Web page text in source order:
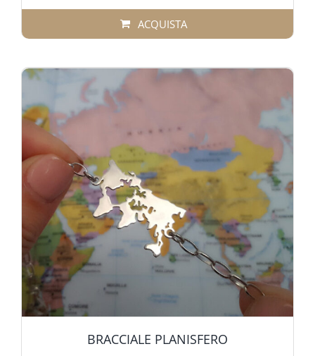
ACQUISTA
BRACCIALE PLANISFERO